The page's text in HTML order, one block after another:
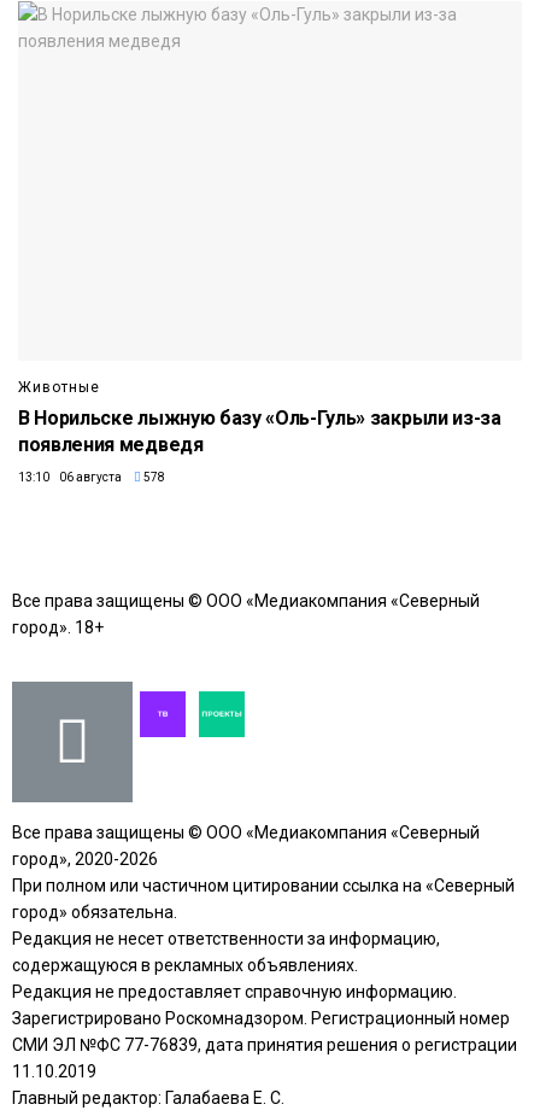
Животные
В Норильске лыжную базу «Оль-Гуль» закрыли из-за
появления медведя
13:10 06 августа 578
Все права защищены © ООО «Медиакомпания «Северный
город». 18+
Все права защищены © ООО «Медиакомпания «Северный
город», 2020-2026
При полном или частичном цитировании ссылка на «Северный
город» обязательна.
Редакция не несет ответственности за информацию,
содержащуюся в рекламных объявлениях.
Редакция не предоставляет справочную информацию.
Зарегистрировано Роскомнадзором. Регистрационный номер
СМИ ЭЛ №ФС 77-76839, дата принятия решения о регистрации
11.10.2019
Главный редактор: Галабаева Е. С.